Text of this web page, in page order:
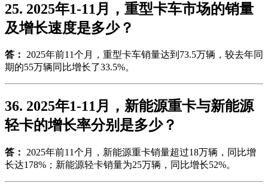
25. 2025年1-11月，重型卡车市场的销量
及增长速度是多少？
答： 2025年前11个月，重型卡车销量达到73.5万辆，较去年同
期的55万辆同比增长了33.5%。
36. 2025年1-11月，新能源重卡与新能源
轻卡的增长率分别是多少？
答：
2025年前11个月，新能源重卡销量超过18万辆，同比增
长达178%；新能源轻卡销量为25万辆，同比增长52%。